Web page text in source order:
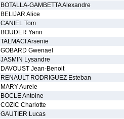
BOTALLA-GAMBETTA Alexandre
BELIJAR Alice
CANIEL Tom
BOUDER Yann
TALMACI Arsenie
GOBARD Gwenael
JASMIN Lysandre
DAVOUST Jean-Benoit
RENAULT RODRIGUEZ Esteban
MARY Aurele
BOCLE Antoine
COZIC Charlotte
GAUTIER Lucas